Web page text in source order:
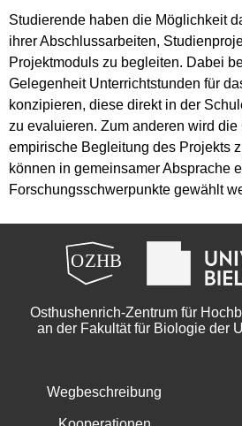
Studierende haben die Möglichkeit
ihrer Abschlussarbeiten,
Projektmoduls zu begleiten. Dabei
Gelegenheit Unterrichtstunden für
konzipieren, diese direkt in der
zu evaluieren. Zum anderen wird
empirische Begleitung des Projekts
können in gemeinsamer Absprache
Forschungsschwerpunkte gewählt
Osthushenrich-Zentrum für
an der Fakultät für Biologie der
Wegbeschreibung